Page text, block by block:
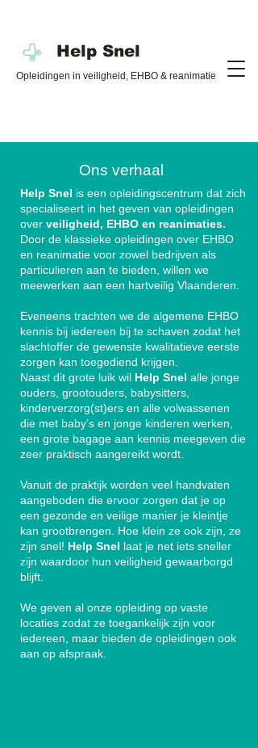
Help Snel
Opleidingen in veiligheid, EHBO & reanimatie
Ons verhaal
Help Snel is een opleidingscentrum dat zich
specialiseert in het geven van opleidingen
over veiligheid, EHBO en reanimaties.
Door de klassieke opleidingen over EHBO
en reanimatie voor zowel bedrijven als
particulieren aan te bieden, willen we
meewerken aan een hartveilig Vlaanderen.
Eveneens trachten we de algemene EHBO
kennis bij iedereen bij te schaven zodat het
slachtoffer de gewenste kwalitatieve eerste
zorgen kan toegediend krijgen.
Naast dit grote luik wil Help Snel alle jonge
ouders, grootouders, babysitters,
kinderverzorg(st)ers en alle volwassenen
die met baby’s en jonge kinderen werken,
een grote bagage aan kennis meegeven die
zeer praktisch aangereikt wordt.
Vanuit de praktijk worden veel handvaten
aangeboden die ervoor zorgen dat je op
een gezonde en veilige manier je kleintje
kan grootbrengen. Hoe klein ze ook zijn, ze
zijn snel! Help Snel laat je net iets sneller
zijn waardoor hun veiligheid gewaarborgd
blijft.
We geven al onze opleiding op vaste
locaties zodat ze toegankelijk zijn voor
iedereen, maar bieden de opleidingen ook
aan op afspraak.